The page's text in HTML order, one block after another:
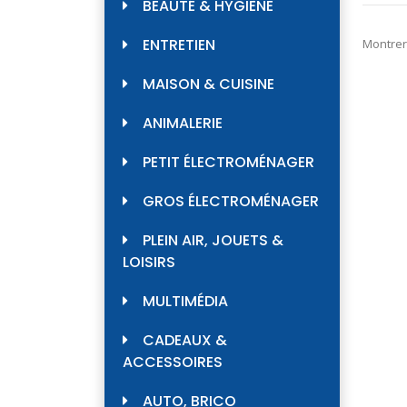
BEAUTÉ & HYGIÈNE
ENTRETIEN
MAISON & CUISINE
ANIMALERIE
PETIT ÉLECTROMÉNAGER
GROS ÉLECTROMÉNAGER
PLEIN AIR, JOUETS &
LOISIRS
MULTIMÉDIA
CADEAUX &
ACCESSOIRES
AUTO, BRICO